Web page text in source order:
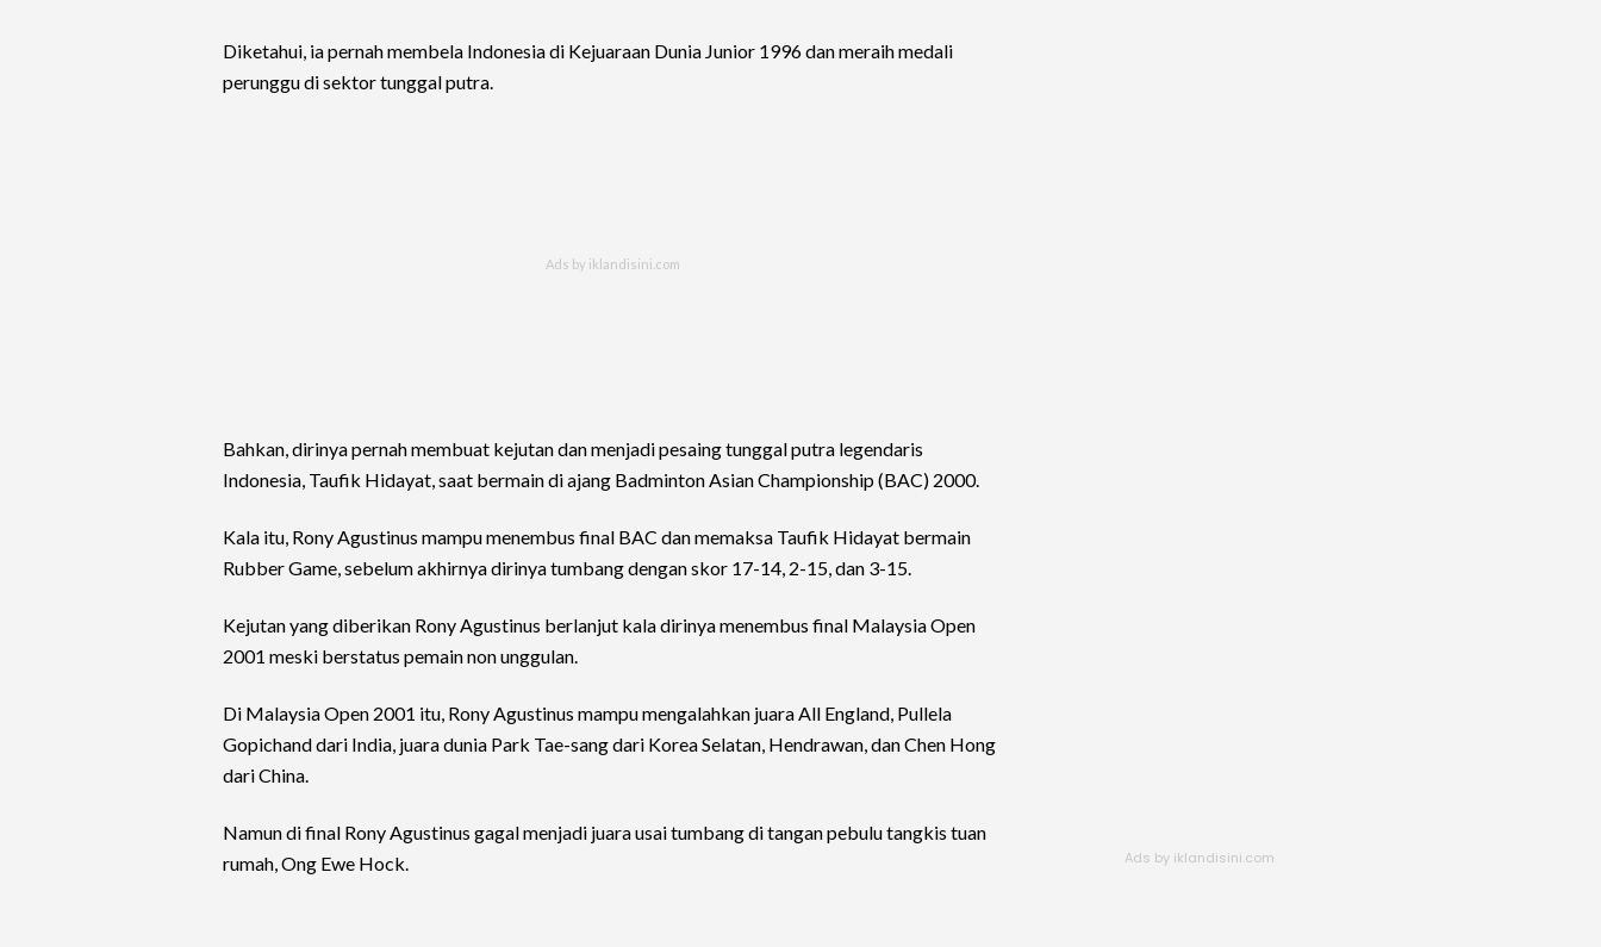
Diketahui, ia pernah membela Indonesia di Kejuaraan Dunia Junior 1996 dan meraih medali
perunggu di sektor tunggal putra.
Bahkan, dirinya pernah membuat kejutan dan menjadi pesaing tunggal putra legendaris
Indonesia, Taufik Hidayat, saat bermain di ajang Badminton Asian Championship (BAC) 2000.
Kala itu, Rony Agustinus mampu menembus final BAC dan memaksa Taufik Hidayat bermain
Rubber Game, sebelum akhirnya dirinya tumbang dengan skor 17-14, 2-15, dan 3-15.
Kejutan yang diberikan Rony Agustinus berlanjut kala dirinya menembus final Malaysia Open
2001 meski berstatus pemain non unggulan.
Di Malaysia Open 2001 itu, Rony Agustinus mampu mengalahkan juara All England, Pullela
Gopichand dari India, juara dunia Park Tae-sang dari Korea Selatan, Hendrawan, dan Chen Hong
dari China.
Namun di final Rony Agustinus gagal menjadi juara usai tumbang di tangan pebulu tangkis tuan
rumah, Ong Ewe Hock.